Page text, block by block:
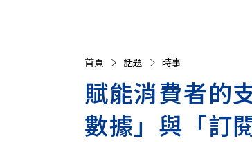
首頁 話題 時事
賦能消費者的
數據」與「訂